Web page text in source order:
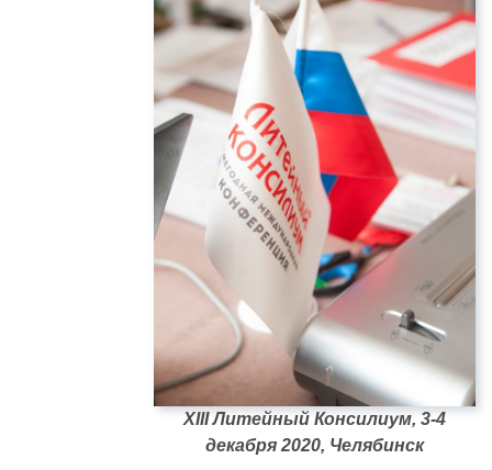
XIII Литейный Консилиум, 3-4
декабря 2020, Челябинск